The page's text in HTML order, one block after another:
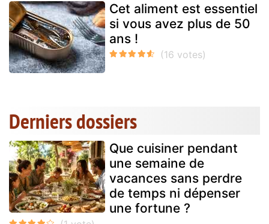
Cet aliment est essentiel
si vous avez plus de 50
ans !
Derniers dossiers
Que cuisiner pendant
une semaine de
vacances sans perdre
de temps ni dépenser
une fortune ?